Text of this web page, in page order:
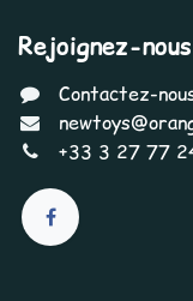
Rejoignez-nous
Contactez-
+33 3 27 77